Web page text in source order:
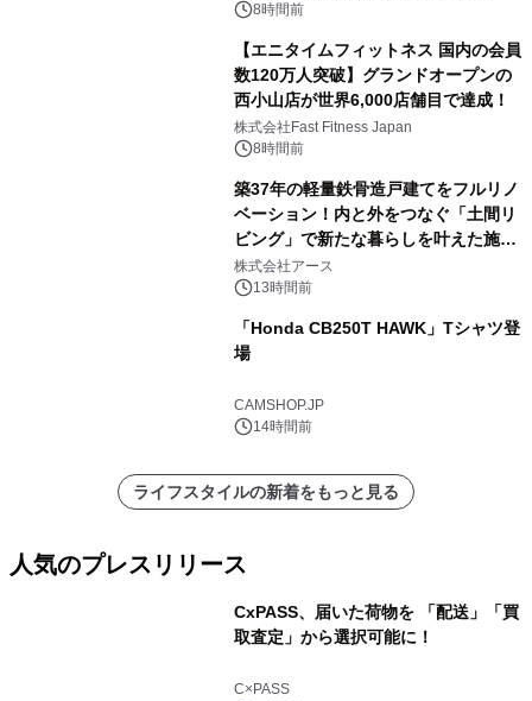
8時間前
【エニタイムフィットネス 国内の会員
数120万人突破】グランドオープンの
西小山店が世界6,000店舗目で達成！
株式会社Fast Fitness Japan
8時間前
築37年の軽量鉄骨造戸建てをフルリノ
ベーション！内と外をつなぐ「土間リ
ビング」で新たな暮らしを叶えた施工
事例を株式会社アースが公開
株式会社アース
13時間前
「Honda CB250T HAWK」Tシャツ登
場
CAMSHOP.JP
14時間前
ライフスタイルの新着をもっと見る
人気のプレスリリース
CxPASS、届いた荷物を 「配送」「買
取査定」から選択可能に！
C×PASS